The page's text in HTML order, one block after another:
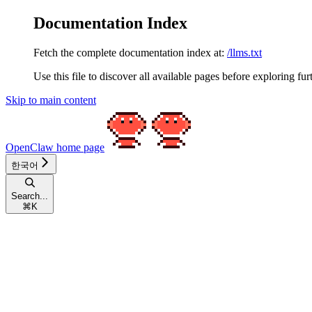
Documentation Index
Fetch the complete documentation index at: /llms.txt
Use this file to discover all available pages before exploring
Skip to main content
OpenClaw home page
한국어
Search...
⌘ K